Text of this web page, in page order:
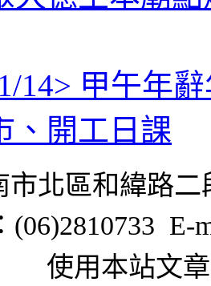
14> 甲午年
、開工日課
市北區和緯路二
(06)2810733 E-
使用本站文